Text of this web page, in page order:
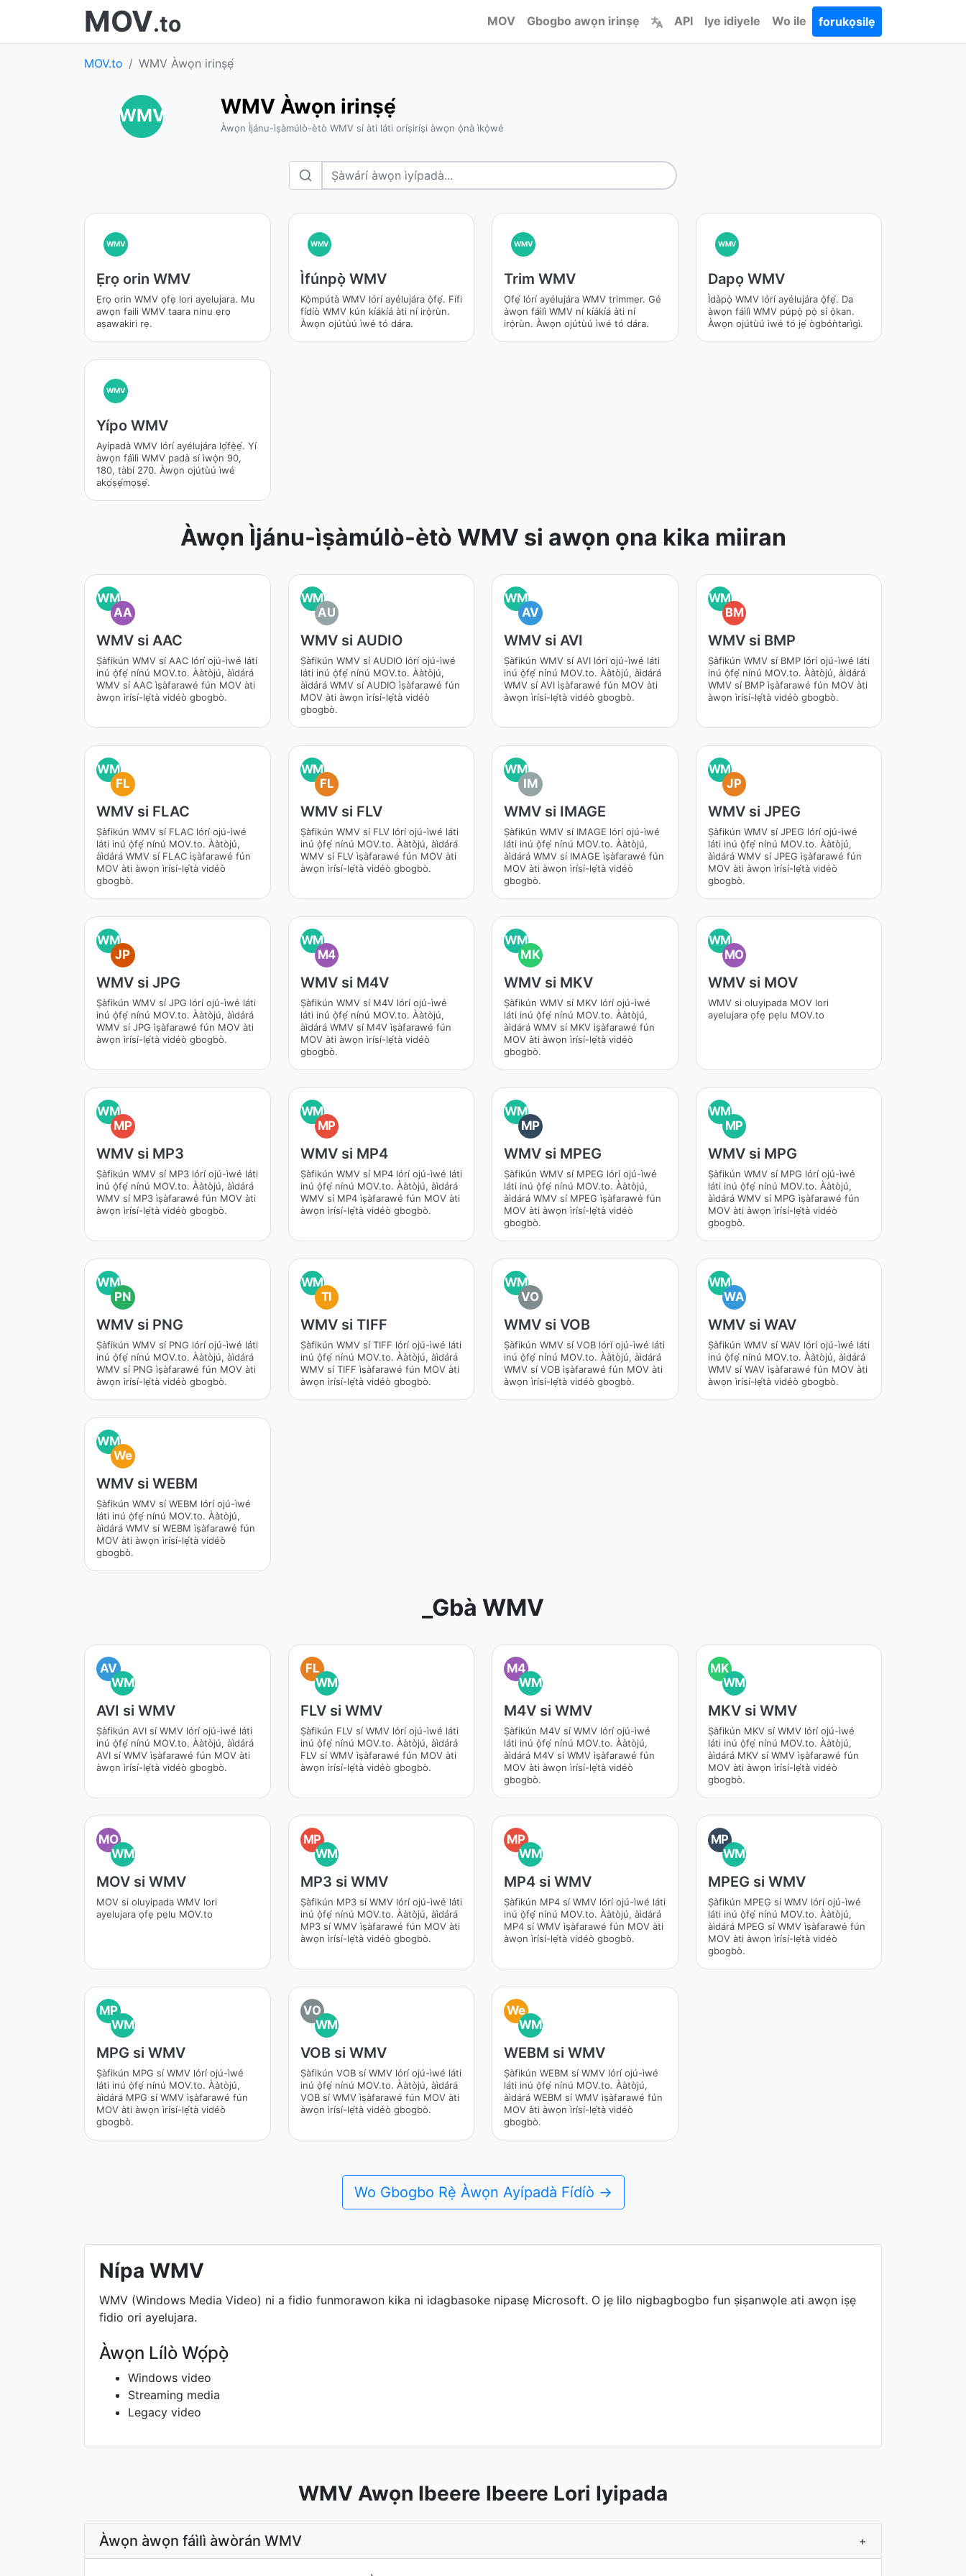
MOV.to MOV Gbogbo awọn irinṣẹ API Iye idiyele Wo ile forukọsilẹ
MOV.to WMV Àwọn irinṣẹ́
WMV WMV Àwọn irinṣẹ́
Àwọn Ìjánu-ìṣàmúlò-ètò WMV sí àti láti oríṣiríṣi àwọn ọ̀nà ìkọ̀wé
WMV
Ẹrọ orin WMV
Ẹrọ orin WMV ọfẹ lori ayelujara. Mu
awọn faili WMV taara ninu ẹrọ
aṣawakiri rẹ.
WMV
Ìfúnpọ̀ WMV
Kọ̀mpútà WMV lórí ayélujára ọ̀fẹ́. Fífi
fídíò WMV kún kíákíá àti ní irọ̀rùn.
Àwọn ojútùú ìwé tó dára.
WMV
Trim WMV
Ọfẹ́ lórí ayélujára WMV trimmer. Gé
àwọn fáìlì WMV ní kíákíá àti ní
irọ̀rùn. Àwọn ojútùú ìwé tó dára.
WMV
Dapọ WMV
Ìdàpọ̀ WMV lórí ayélujára ọ̀fẹ́. Da
àwọn fáìlì WMV púpọ̀ pọ̀ sí ọ̀kan.
Àwọn ojútùú ìwé tó jẹ́ ògbóǹtarìgì.
WMV
Yípo WMV
Ayípadà WMV lórí ayélujára lọ́fẹ̀ẹ́. Yí
àwọn fáìlì WMV padà sí ìwọ̀n 90,
180, tàbí 270. Àwọn ojútùú ìwé
akọ́ṣẹ́mọṣẹ́.
Àwọn Ìjánu-ìṣàmúlò-ètò WMV si awọn ọna kika miiran
WM
AA
WMV si AAC
Ṣàfikún WMV sí AAC lórí ojú-ìwé láti
inú ọ̀fẹ́ nínú MOV.to. Ààtòjú, àìdárá
WMV sí AAC ìṣàfarawé fún MOV àti
àwọn ìrísí-lẹ́tà vidéò gbogbò.
WM
AU
WMV si AUDIO
Ṣàfikún WMV sí AUDIO lórí ojú-ìwé
láti inú ọ̀fẹ́ nínú MOV.to. Ààtòjú,
àìdárá WMV sí AUDIO ìṣàfarawé fún
MOV àti àwọn ìrísí-lẹ́tà vidéò
gbogbò.
WM
AV
WMV si AVI
Ṣàfikún WMV sí AVI lórí ojú-ìwé láti
inú ọ̀fẹ́ nínú MOV.to. Ààtòjú, àìdárá
WMV sí AVI ìṣàfarawé fún MOV àti
àwọn ìrísí-lẹ́tà vidéò gbogbò.
WM
BM
WMV si BMP
Ṣàfikún WMV sí BMP lórí ojú-ìwé láti
inú ọ̀fẹ́ nínú MOV.to. Ààtòjú, àìdárá
WMV sí BMP ìṣàfarawé fún MOV àti
àwọn ìrísí-lẹ́tà vidéò gbogbò.
WM
FL
WMV si FLAC
Ṣàfikún WMV sí FLAC lórí ojú-ìwé
láti inú ọ̀fẹ́ nínú MOV.to. Ààtòjú,
àìdárá WMV sí FLAC ìṣàfarawé fún
MOV àti àwọn ìrísí-lẹ́tà vidéò
gbogbò.
WM
FL
WMV si FLV
Ṣàfikún WMV sí FLV lórí ojú-ìwé láti
inú ọ̀fẹ́ nínú MOV.to. Ààtòjú, àìdárá
WMV sí FLV ìṣàfarawé fún MOV àti
àwọn ìrísí-lẹ́tà vidéò gbogbò.
WM
IM
WMV si IMAGE
Ṣàfikún WMV sí IMAGE lórí ojú-ìwé
láti inú ọ̀fẹ́ nínú MOV.to. Ààtòjú,
àìdárá WMV sí IMAGE ìṣàfarawé fún
MOV àti àwọn ìrísí-lẹ́tà vidéò
gbogbò.
WM
JP
WMV si JPEG
Ṣàfikún WMV sí JPEG lórí ojú-ìwé
láti inú ọ̀fẹ́ nínú MOV.to. Ààtòjú,
àìdárá WMV sí JPEG ìṣàfarawé fún
MOV àti àwọn ìrísí-lẹ́tà vidéò
gbogbò.
WM
JP
WMV si JPG
Ṣàfikún WMV sí JPG lórí ojú-ìwé láti
inú ọ̀fẹ́ nínú MOV.to. Ààtòjú, àìdárá
WMV sí JPG ìṣàfarawé fún MOV àti
àwọn ìrísí-lẹ́tà vidéò gbogbò.
WM
M4
WMV si M4V
Ṣàfikún WMV sí M4V lórí ojú-ìwé
láti inú ọ̀fẹ́ nínú MOV.to. Ààtòjú,
àìdárá WMV sí M4V ìṣàfarawé fún
MOV àti àwọn ìrísí-lẹ́tà vidéò
gbogbò.
WM
MK
WMV si MKV
Ṣàfikún WMV sí MKV lórí ojú-ìwé
láti inú ọ̀fẹ́ nínú MOV.to. Ààtòjú,
àìdárá WMV sí MKV ìṣàfarawé fún
MOV àti àwọn ìrísí-lẹ́tà vidéò
gbogbò.
WM
MO
WMV si MOV
WMV si oluyipada MOV lori
ayelujara ọfẹ pẹlu MOV.to
WM
MP
WMV si MP3
Ṣàfikún WMV sí MP3 lórí ojú-ìwé láti
inú ọ̀fẹ́ nínú MOV.to. Ààtòjú, àìdárá
WMV sí MP3 ìṣàfarawé fún MOV àti
àwọn ìrísí-lẹ́tà vidéò gbogbò.
WM
MP
WMV si MP4
Ṣàfikún WMV sí MP4 lórí ojú-ìwé láti
inú ọ̀fẹ́ nínú MOV.to. Ààtòjú, àìdárá
WMV sí MP4 ìṣàfarawé fún MOV àti
àwọn ìrísí-lẹ́tà vidéò gbogbò.
WM
MP
WMV si MPEG
Ṣàfikún WMV sí MPEG lórí ojú-ìwé
láti inú ọ̀fẹ́ nínú MOV.to. Ààtòjú,
àìdárá WMV sí MPEG ìṣàfarawé fún
MOV àti àwọn ìrísí-lẹ́tà vidéò
gbogbò.
WM
MP
WMV si MPG
Ṣàfikún WMV sí MPG lórí ojú-ìwé
láti inú ọ̀fẹ́ nínú MOV.to. Ààtòjú,
àìdárá WMV sí MPG ìṣàfarawé fún
MOV àti àwọn ìrísí-lẹ́tà vidéò
gbogbò.
WM
PN
WMV si PNG
Ṣàfikún WMV sí PNG lórí ojú-ìwé láti
inú ọ̀fẹ́ nínú MOV.to. Ààtòjú, àìdárá
WMV sí PNG ìṣàfarawé fún MOV àti
àwọn ìrísí-lẹ́tà vidéò gbogbò.
WM
TI
WMV si TIFF
Ṣàfikún WMV sí TIFF lórí ojú-ìwé láti
inú ọ̀fẹ́ nínú MOV.to. Ààtòjú, àìdárá
WMV sí TIFF ìṣàfarawé fún MOV àti
àwọn ìrísí-lẹ́tà vidéò gbogbò.
WM
VO
WMV si VOB
Ṣàfikún WMV sí VOB lórí ojú-ìwé láti
inú ọ̀fẹ́ nínú MOV.to. Ààtòjú, àìdárá
WMV sí VOB ìṣàfarawé fún MOV àti
àwọn ìrísí-lẹ́tà vidéò gbogbò.
WM
WA
WMV si WAV
Ṣàfikún WMV sí WAV lórí ojú-ìwé láti
inú ọ̀fẹ́ nínú MOV.to. Ààtòjú, àìdárá
WMV sí WAV ìṣàfarawé fún MOV àti
àwọn ìrísí-lẹ́tà vidéò gbogbò.
WM
We
WMV si WEBM
Ṣàfikún WMV sí WEBM lórí ojú-ìwé
láti inú ọ̀fẹ́ nínú MOV.to. Ààtòjú,
àìdárá WMV sí WEBM ìṣàfarawé fún
MOV àti àwọn ìrísí-lẹ́tà vidéò
gbogbò.
_Gbà WMV
AV
WM
AVI si WMV
Ṣàfikún AVI sí WMV lórí ojú-ìwé láti
inú ọ̀fẹ́ nínú MOV.to. Ààtòjú, àìdárá
AVI sí WMV ìṣàfarawé fún MOV àti
àwọn ìrísí-lẹ́tà vidéò gbogbò.
FL
WM
FLV si WMV
Ṣàfikún FLV sí WMV lórí ojú-ìwé láti
inú ọ̀fẹ́ nínú MOV.to. Ààtòjú, àìdárá
FLV sí WMV ìṣàfarawé fún MOV àti
àwọn ìrísí-lẹ́tà vidéò gbogbò.
M4
WM
M4V si WMV
Ṣàfikún M4V sí WMV lórí ojú-ìwé
láti inú ọ̀fẹ́ nínú MOV.to. Ààtòjú,
àìdárá M4V sí WMV ìṣàfarawé fún
MOV àti àwọn ìrísí-lẹ́tà vidéò
gbogbò.
MK
WM
MKV si WMV
Ṣàfikún MKV sí WMV lórí ojú-ìwé
láti inú ọ̀fẹ́ nínú MOV.to. Ààtòjú,
àìdárá MKV sí WMV ìṣàfarawé fún
MOV àti àwọn ìrísí-lẹ́tà vidéò
gbogbò.
MO
WM
MOV si WMV
MOV si oluyipada WMV lori
ayelujara ọfẹ pẹlu MOV.to
MP
WM
MP3 si WMV
Ṣàfikún MP3 sí WMV lórí ojú-ìwé láti
inú ọ̀fẹ́ nínú MOV.to. Ààtòjú, àìdárá
MP3 sí WMV ìṣàfarawé fún MOV àti
àwọn ìrísí-lẹ́tà vidéò gbogbò.
MP
WM
MP4 si WMV
Ṣàfikún MP4 sí WMV lórí ojú-ìwé láti
inú ọ̀fẹ́ nínú MOV.to. Ààtòjú, àìdárá
MP4 sí WMV ìṣàfarawé fún MOV àti
àwọn ìrísí-lẹ́tà vidéò gbogbò.
MP
WM
MPEG si WMV
Ṣàfikún MPEG sí WMV lórí ojú-ìwé
láti inú ọ̀fẹ́ nínú MOV.to. Ààtòjú,
àìdárá MPEG sí WMV ìṣàfarawé fún
MOV àti àwọn ìrísí-lẹ́tà vidéò
gbogbò.
MP
WM
MPG si WMV
Ṣàfikún MPG sí WMV lórí ojú-ìwé
láti inú ọ̀fẹ́ nínú MOV.to. Ààtòjú,
àìdárá MPG sí WMV ìṣàfarawé fún
MOV àti àwọn ìrísí-lẹ́tà vidéò
gbogbò.
VO
WM
VOB si WMV
Ṣàfikún VOB sí WMV lórí ojú-ìwé láti
inú ọ̀fẹ́ nínú MOV.to. Ààtòjú, àìdárá
VOB sí WMV ìṣàfarawé fún MOV àti
àwọn ìrísí-lẹ́tà vidéò gbogbò.
We
WM
WEBM si WMV
Ṣàfikún WEBM sí WMV lórí ojú-ìwé
láti inú ọ̀fẹ́ nínú MOV.to. Ààtòjú,
àìdárá WEBM sí WMV ìṣàfarawé fún
MOV àti àwọn ìrísí-lẹ́tà vidéò
gbogbò.
Wo Gbogbo Rẹ̀ Àwọn Ayípadà Fídíò →
Nípa WMV
WMV (Windows Media Video) ni a fidio funmorawon kika ni idagbasoke nipasẹ Microsoft. O jẹ lilo nigbagbogbo fun ṣiṣanwọle ati awọn iṣẹ
fidio ori ayelujara.
Àwọn Lílò Wọ́pọ̀
Windows video
Streaming media
Legacy video
WMV Awọn Ibeere Ibeere Lori Iyipada
Àwọn àwọn fáìlì àwòrán WMV +